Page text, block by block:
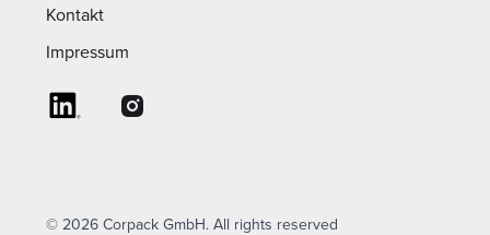
Kontakt
Impressum
© 2026 Corpack GmbH. All rights reserved